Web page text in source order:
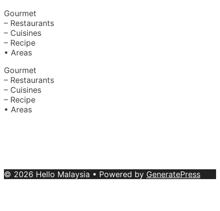
Gourmet
– Restaurants
– Cuisines
– Recipe
• Areas
Gourmet
– Restaurants
– Cuisines
– Recipe
• Areas
© 2026 Hello Malaysia • Powered by GeneratePress